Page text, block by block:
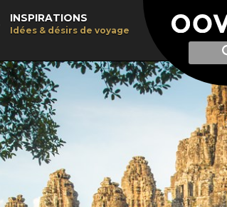
Afficher
recherche
Recherche
INSPIRATIONS
Idées & désirs de voyage